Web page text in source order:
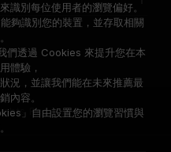
Reserved.
識別每位使用者的瀏覽偏好。
夠識別您的裝置，並存取相關
們透過 Cookies 來提升您在本
體驗，
況，並讓我們能在未來推薦最
內容。
」自由設置您的瀏覽習慣與